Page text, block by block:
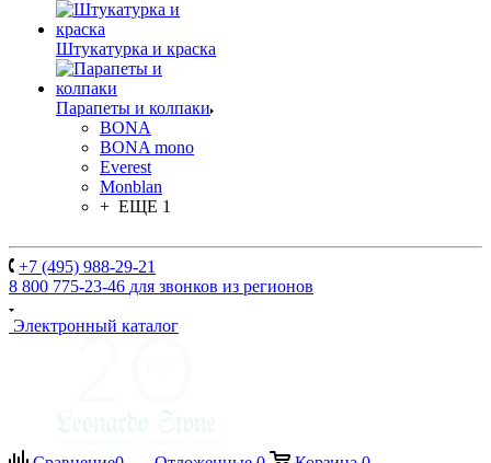
Штукатурка и краска
Парапеты и колпаки
BONA
BONA mono
Everest
Monblan
+ ЕЩЕ 1
+7 (495) 988-29-21
8 800 775-23-46 для звонков из регионов
Электронный каталог